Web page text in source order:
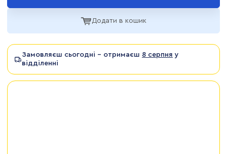
Додати в кошик
Замовляєш сьогодні - отримаєш 8 серпня у
відділенні